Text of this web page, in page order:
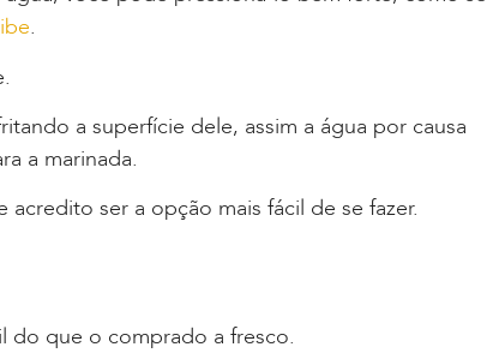
.
a superfície dele, assim a água por causa
a marinada.
ser a opção mais fácil de se fazer.
do que o comprado a fresco.